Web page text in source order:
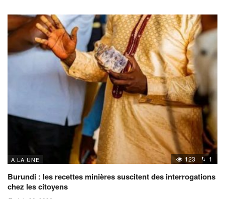
A LA UNE 123 1
Burundi : les recettes minières suscitent des interrogations
chez les citoyens